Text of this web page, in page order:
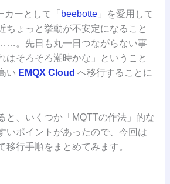
ーとして「 beebotte」を愛用して
ちょっと挙動が不安定になること
。先日も丸一日つながらない事
はそろそろ潮時かな」ということ
い EMQX Cloud へ移行することに
と、いくつか「MQTTの作法」的な
いポイントがあったので、今回は
移行手順をまとめてみます。